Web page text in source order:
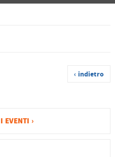
‹ indietro
EVENTI ›